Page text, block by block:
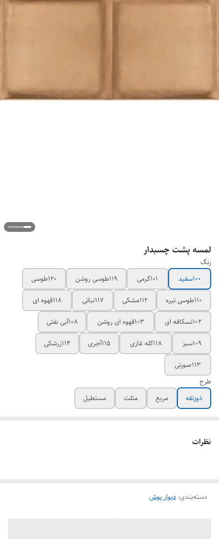
لمسه پشت چسبدار
رنگ
100سفید
101کرمی 119طوسی روشن
120طوسی
110طوسی تیره
112مشکی 117نباتی
118قهوه ای
102نسکافه ای
103قهوه ای روشن
108آبی نفتی
109سبز
118کله غازی 115آجری
114زرشکی
113صورتی
طرح
ذوزنقه
مربع مثلث مستطیل
نظرات
دسته‌بندی: دیوار پوش